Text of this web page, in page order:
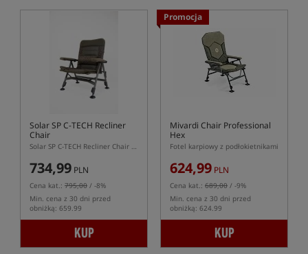
Solar SP C-TECH Recliner
Chair
Solar SP C-TECH Recliner Chair – regulowane krzesło karpiowe z materacem 3D Dura-Dore
734,99 PLN
Cena kat.: 795,00 / -8%
Min. cena z 30 dni przed
obniżką: 659.99
KUP
Promocja
Mivardi Chair Professional
Hex
Fotel karpiowy z podłokietnikami
624,99 PLN
Cena kat.: 689,00 / -9%
Min. cena z 30 dni przed
obniżką: 624.99
KUP